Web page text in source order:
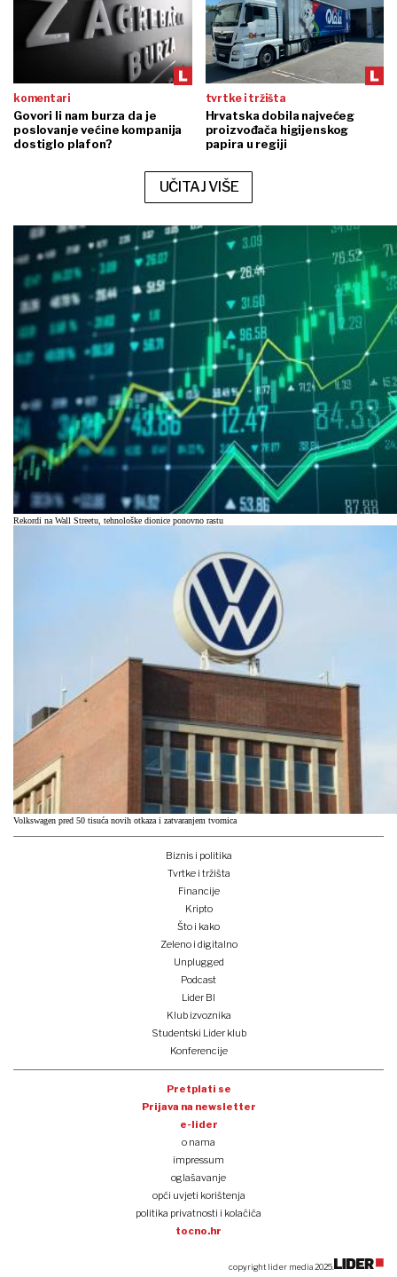
komentari
Govori li nam burza da je
poslovanje većine kompanija
dostiglo plafon?
tvrtke i tržišta
Hrvatska dobila najvećeg
proizvođača higijenskog
papira u regiji
UČITAJ VIŠE
Rekordi na Wall Streetu, tehnološke dionice ponovno rastu
Volkswagen pred 50 tisuća novih otkaza i zatvaranjem tvornica
Biznis i politika
Tvrtke i tržišta
Financije
Kripto
Što i kako
Zeleno i digitalno
Unplugged
Podcast
Lider BI
Klub izvoznika
Studentski Lider klub
Konferencije
Pretplati se
Prijava na newsletter
e-lider
o nama
impressum
oglašavanje
opći uvjeti korištenja
politika privatnosti i kolačića
tocno.hr
copyright lider media 2025.